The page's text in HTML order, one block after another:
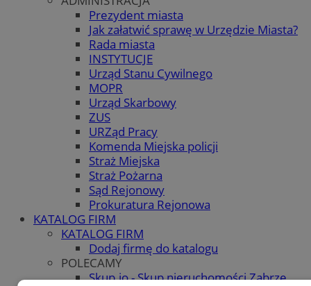
Prezydent miasta
Jak załatwić sprawę w Urzędzie Miasta?
Rada miasta
INSTYTUCJE
Urząd Stanu Cywilnego
MOPR
Urząd Skarbowy
ZUS
URZąd Pracy
Komenda Miejska policji
Straż Miejska
Straż Pożarna
Sąd Rejonowy
Prokuratura Rejonowa
KATALOG FIRM
KATALOG FIRM
Dodaj firmę do katalogu
POLECAMY
Skup.io - Skup nieruchomości Zabrze